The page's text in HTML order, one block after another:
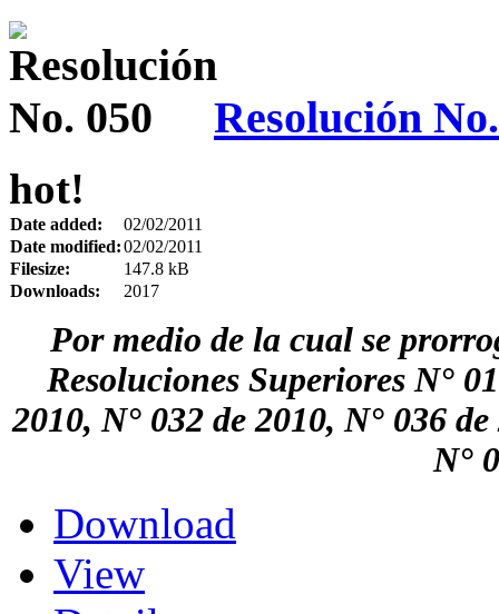
Resolución
hot!
Date added:
02/02/2011
Date modified:02/02/2011
Filesize:
147.8 kB
Downloads:
2017
Por medio de la cual se
Resoluciones Superiores N°
2010, N° 032 de 2010, N° 036
N°
Download
View